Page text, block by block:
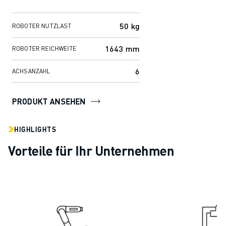
DIGITALE SERVICE TOOLS
E-STORE
DOWNLOAD CENTER » MYFANUC
FANUC AKADEMIE
LÖSUNGEN FÜR DIE AUSBILDUNG
BILDUNGSVERANSTALTUNGEN
BILDUNGSVERANSTALTUNGEN
Mit einer Reic...
ROBOTER NUTZLAST 50 kg
ROBOTER REICHWEITE 1643 mm
ACHSANZAHL 6
PRODUKT ANSEHEN
HIGHLIGHTS
Vorteile für Ihr Unternehmen